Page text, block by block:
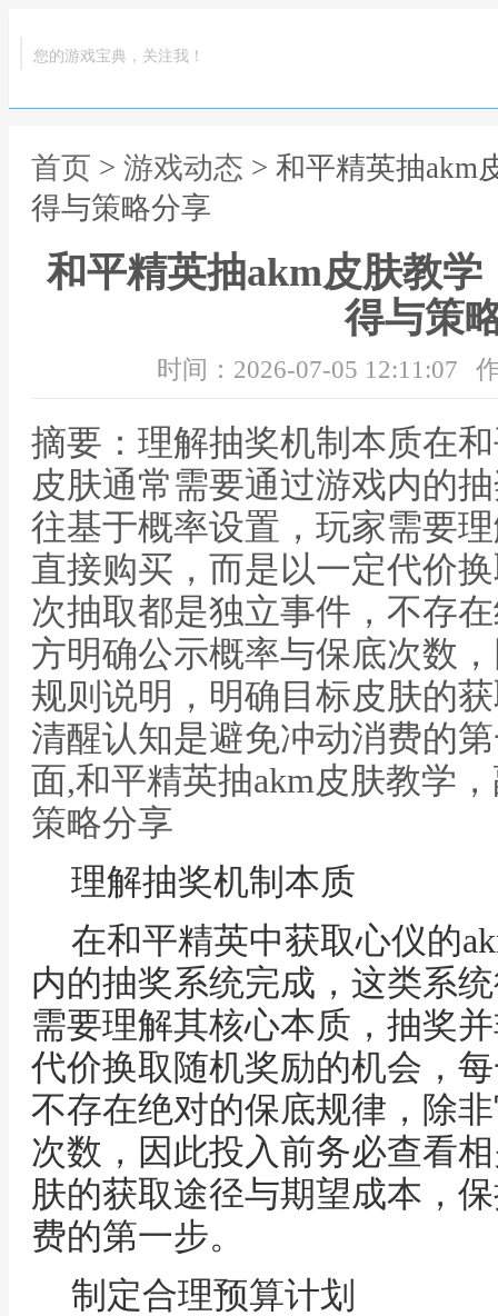
您的游戏宝典，关注我！
首页 > 游戏动态 > 和平精英抽akm
得与策略分享
和平精英抽akm皮肤教
得与策
时间：2026-07-05 12:11:07
摘要：理解抽奖机制本质在
皮肤通常需要通过游戏内的
往基于概率设置，玩家需要
直接购买，而是以一定代价
次抽取都是独立事件，不存
方明确公示概率与保底次数
规则说明，明确目标皮肤的
清醒认知是避免冲动消费的
面,和平精英抽akm皮肤教学
策略分享
理解抽奖机制本质
在和平精英中获取心仪的
内的抽奖系统完成，这类系
需要理解其核心本质，抽奖
代价换取随机奖励的机会，
不存在绝对的保底规律，除
次数，因此投入前务必查看
肤的获取途径与期望成本，
费的第一步。
制定合理预算计划